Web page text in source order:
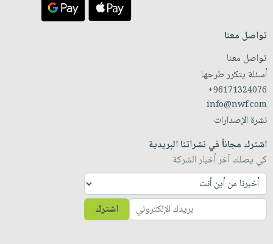
تواصل معنا
تواصل معنا
أسئلة يتكرر طرحها
+96171324076
info@nwf.com
نشرة الإصدارات
اشترك مجاناً في نشراتنا البريدية
كي يصلك آخر أخبار الشركة
اشترك